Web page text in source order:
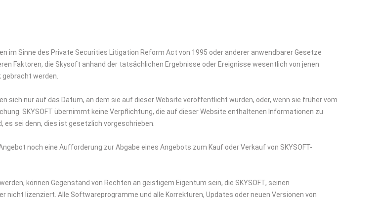
Sinne des Private Securities Litigation Reform Act von 1995 oder anderer anwendbarer Gesetze
Faktoren, die Skysoft anhand der tatsächlichen Ergebnisse oder Ereignisse wesentlich von jenen
werden.
sich nur auf das Datum, an dem sie auf dieser Website veröffentlicht wurden, oder, wenn sie früher vom
SKYSOFT übernimmt keine Verpflichtung, die auf dieser Website enthaltenen Informationen zu
sei denn, dies ist gesetzlich vorgeschrieben.
noch eine Aufforderung zur Abgabe eines Angebots zum Kauf oder Verkauf von SKYSOFT-
können Gegenstand von Rechten an geistigem Eigentum sein, die SKYSOFT, seinen
lizenziert. Alle Softwareprogramme und alle Korrekturen, Updates oder neuen Versionen von